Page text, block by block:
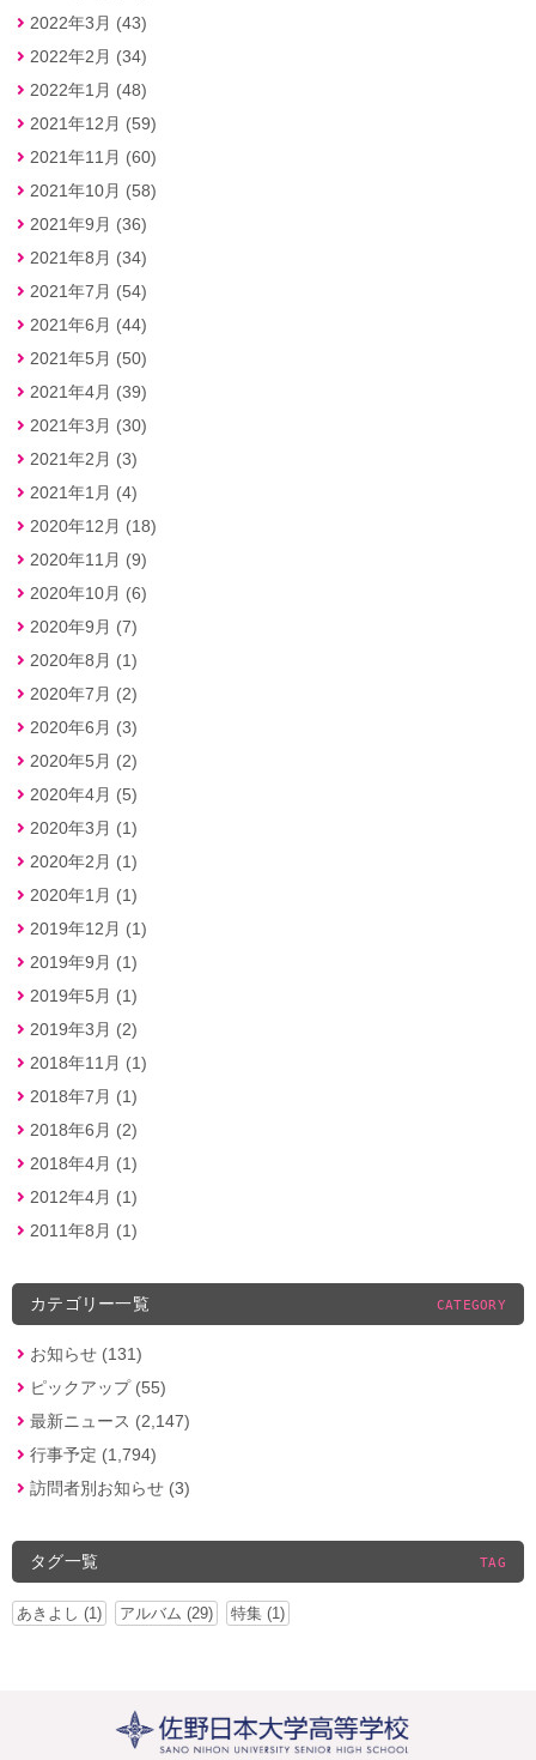
2022年3月 (43)
2022年2月 (34)
2022年1月 (48)
2021年12月 (59)
2021年11月 (60)
2021年10月 (58)
2021年9月 (36)
2021年8月 (34)
2021年7月 (54)
2021年6月 (44)
2021年5月 (50)
2021年4月 (39)
2021年3月 (30)
2021年2月 (3)
2021年1月 (4)
2020年12月 (18)
2020年11月 (9)
2020年10月 (6)
2020年9月 (7)
2020年8月 (1)
2020年7月 (2)
2020年6月 (3)
2020年5月 (2)
2020年4月 (5)
2020年3月 (1)
2020年2月 (1)
2020年1月 (1)
2019年12月 (1)
2019年9月 (1)
2019年5月 (1)
2019年3月 (2)
2018年11月 (1)
2018年7月 (1)
2018年6月 (2)
2018年4月 (1)
2012年4月 (1)
2011年8月 (1)
カテゴリー一覧 CATEGORY
お知らせ (131)
ピックアップ (55)
最新ニュース (2,147)
行事予定 (1,794)
訪問者別お知らせ (3)
タグ一覧 TAG
あきよし (1) アルバム (29) 特集 (1)